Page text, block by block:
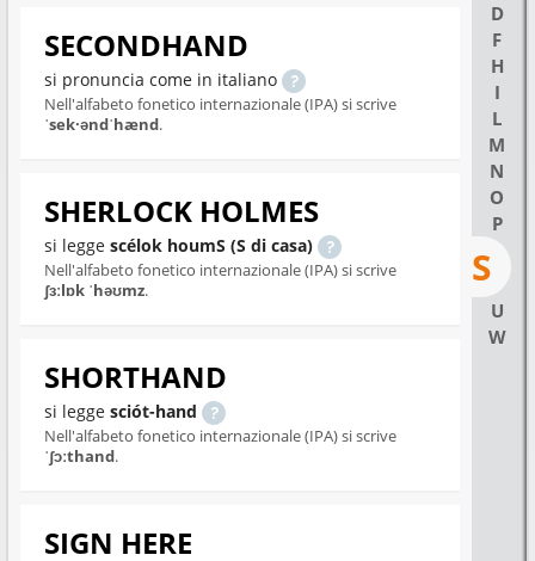
D
F
H
I
L
M
N
O
P
S
U
W
SECONDHAND
si pronuncia come in italiano
Nell'alfabeto fonetico internazionale (IPA) si scrive
ˈsek·əndˈhænd.
SHERLOCK HOLMES
si legge scélok houmS (S di casa)
Nell'alfabeto fonetico internazionale (IPA) si scrive
ʃɜːlɒk ˈhəʊmz.
SHORTHAND
si legge sciót-hand
Nell'alfabeto fonetico internazionale (IPA) si scrive
ˈʃɔːthand.
SIGN HERE